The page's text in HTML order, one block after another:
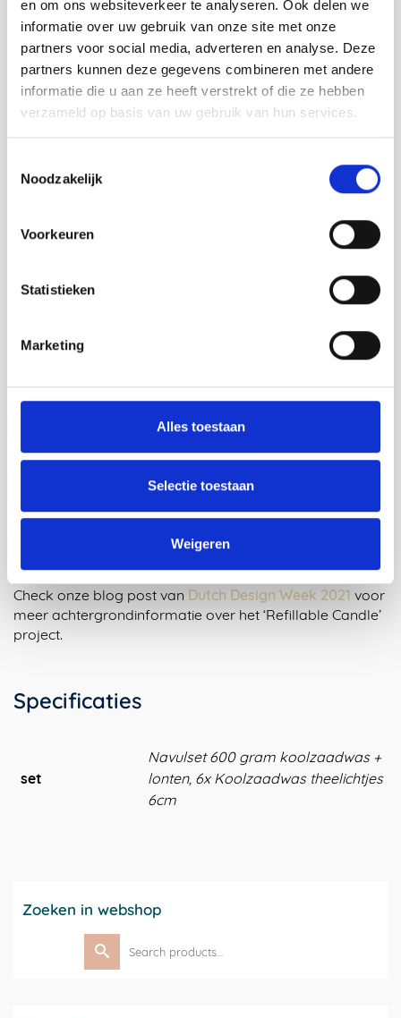
en om ons websiteverkeer te analyseren. Ook delen we
informatie over uw gebruik van onze site met onze
partners voor social media, adverteren en analyse. Deze
partners kunnen deze gegevens combineren met andere
informatie die u aan ze heeft verstrekt of die ze hebben
verzameld op basis van uw gebruik van hun services.
Noodzakelijk
Voorkeuren
Statistieken
Marketing
Alles toestaan
Selectie toestaan
Weigeren
Vij5 showroom. De ontwerpers kregen carte blanche
waardoor hun verschillende handschriften goed naar
voren kwamen in het eindproduct. De tentoonstelling
toonde hierdoor een breed scala aan persoonlijke
interpretaties en vormde tegelijkertijd een interessante
eenheid, net als de Vij5-collectie.
Koolzaadwas
Voor dit project werken we met koolzaadwas: een
lokaal, veilig en gemakkelijk te verwerken product als
duurzaam alternatief voor paraffinekaarsen. Een
voordeel van koolzaadwas is ook, dat het een relatief
gemakkelijk schoon te maken is met heet water en een
sopje of in de vaatwasmachine (wanneer het materiaal
Meer weten over dit project?
Check onze blog post van Dutch Design Week 2021 voor
meer achtergrondinformatie over het ‘Refillable Candle’
project.
Specificaties
set
Navulset 600 gram koolzaadwas +
lonten, 6x Koolzaadwas theelichtjes
6cm
Zoeken in webshop
Search
for: